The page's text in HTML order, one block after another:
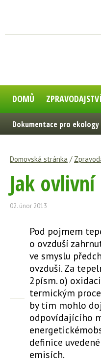
DOMŮ
Dokumentace pro ekology
Domovská stránka /
Jak
02. únor 2013
Pod pojmem
o ovzduší
ve smyslu
ovzduší. Za
2písm. o)
termickým
by tím mohlo
odpovídajícího
definice
emisích.